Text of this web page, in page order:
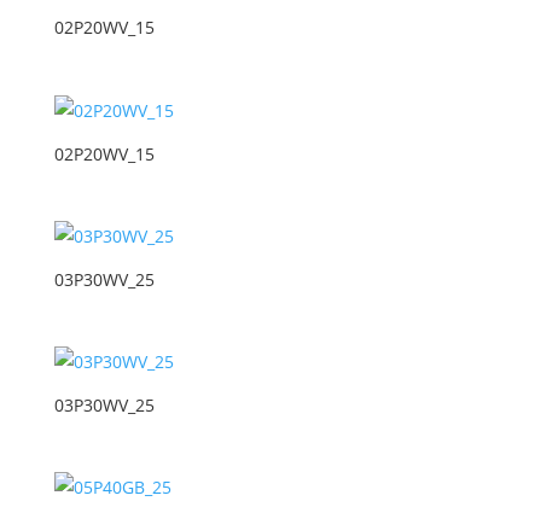
02P20WV_15
02P20WV_15
03P30WV_25
03P30WV_25